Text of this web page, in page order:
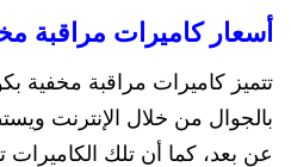
أسعار كاميرات مراقبة
تتميز كاميرات مراقبة مخفية
بالجوال من خلال الإنترنت
عن بعد، كما أن تلك الكاميرات